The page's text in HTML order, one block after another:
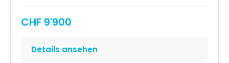
CHF 9'900
Details ansehen